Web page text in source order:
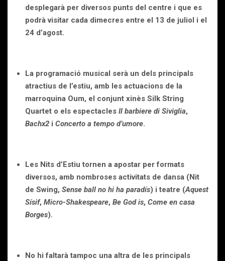
desplegarà per diversos punts del centre i que es
podrà visitar cada dimecres entre el 13 de juliol i el
24 d’agost.
La programació musical serà un dels principals
atractius de l’estiu, amb les actuacions de la
marroquina Oum, el conjunt xinès Silk String
Quartet o els espectacles Il barbiere di Siviglia,
Bachx2 i Concerto a tempo d’umore.
Les Nits d’Estiu tornen a apostar per formats
diversos, amb nombroses activitats de dansa (Nit
de Swing, Sense ball no hi ha paradís) i teatre (Aquest
Sísif, Micro-Shakespeare, Be God is, Come en casa
Borges).
No hi faltarà tampoc una altra de les principals